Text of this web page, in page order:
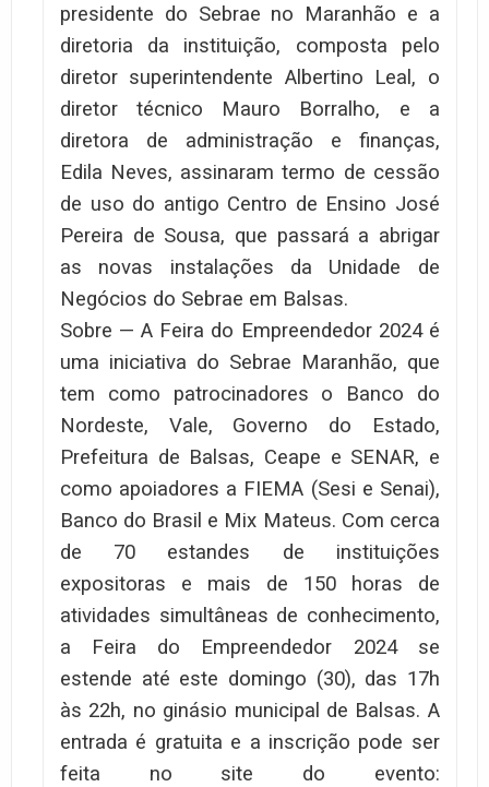
presidente do Sebrae no Maranhão e a
diretoria da instituição, composta pelo
diretor superintendente Albertino Leal, o
diretor técnico Mauro Borralho, e a
diretora de administração e finanças,
Edila Neves, assinaram termo de cessão
de uso do antigo Centro de Ensino José
Pereira de Sousa, que passará a abrigar
as novas instalações da Unidade de
Negócios do Sebrae em Balsas.
Sobre — A Feira do Empreendedor 2024 é
uma iniciativa do Sebrae Maranhão, que
tem como patrocinadores o Banco do
Nordeste, Vale, Governo do Estado,
Prefeitura de Balsas, Ceape e SENAR, e
como apoiadores a FIEMA (Sesi e Senai),
Banco do Brasil e Mix Mateus. Com cerca
de 70 estandes de instituições
expositoras e mais de 150 horas de
atividades simultâneas de conhecimento,
a Feira do Empreendedor 2024 se
estende até este domingo (30), das 17h
às 22h, no ginásio municipal de Balsas. A
entrada é gratuita e a inscrição pode ser
feita no site do evento: